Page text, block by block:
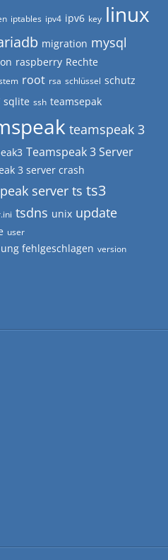
iptables ipv4 ipv6 key linux
migration mysql
raspberry Rechte
root rsa schlüssel schutz
sqlite ssh teamsepak
teamspeak 3
Teamspeak 3 Server
3 server crash
server ts ts3
tsdns unix update
user
fehlgeschlagen version